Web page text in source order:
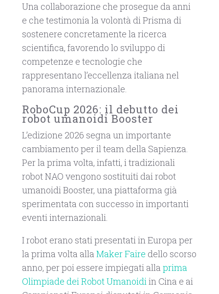
Una collaborazione che prosegue da anni
e che testimonia la volontà di Prisma di
sostenere concretamente la ricerca
scientifica, favorendo lo sviluppo di
competenze e tecnologie che
rappresentano l’eccellenza italiana nel
panorama internazionale.
RoboCup 2026: il debutto dei
robot umanoidi Booster
L’edizione 2026 segna un importante
cambiamento per il team della Sapienza.
Per la prima volta, infatti, i tradizionali
robot NAO vengono sostituiti dai robot
umanoidi Booster, una piattaforma già
sperimentata con successo in importanti
eventi internazionali.
I robot erano stati presentati in Europa per
la prima volta alla Maker Faire dello scorso
anno, per poi essere impiegati alla prima
Olimpiade dei Robot Umanoidiin Cina e ai